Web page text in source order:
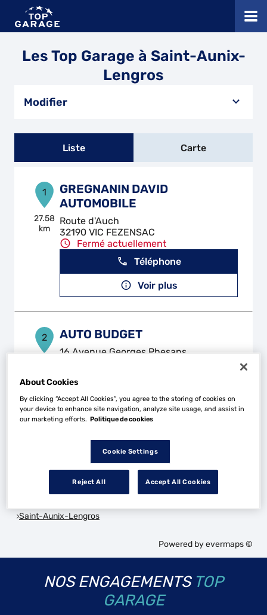
Les Top Garage à Saint-Aunix-
Lengros
Modifier
Liste Carte
1
27.58
km
GREGNANIN DAVID
AUTOMOBILE
Route d'Auch
32190 VIC FEZENSAC
Fermé actuellement
Téléphone
Voir plus
2 AUTO BUDGET
16 Avenue Georges Phesans
Voir plus
Les Top Garage dans les villes à proximité
Saint-Aunix-Lengros
Powered byevermaps ©
NOS ENGAGEMENTS TOP
GARAGE
About Cookies
By clicking “Accept All Cookies”, you agree to the storing of cookies on
your device to enhance site navigation, analyze site usage, and assist in
our marketing efforts. Politique de cookies
Cookie Settings
Reject All Accept All Cookies